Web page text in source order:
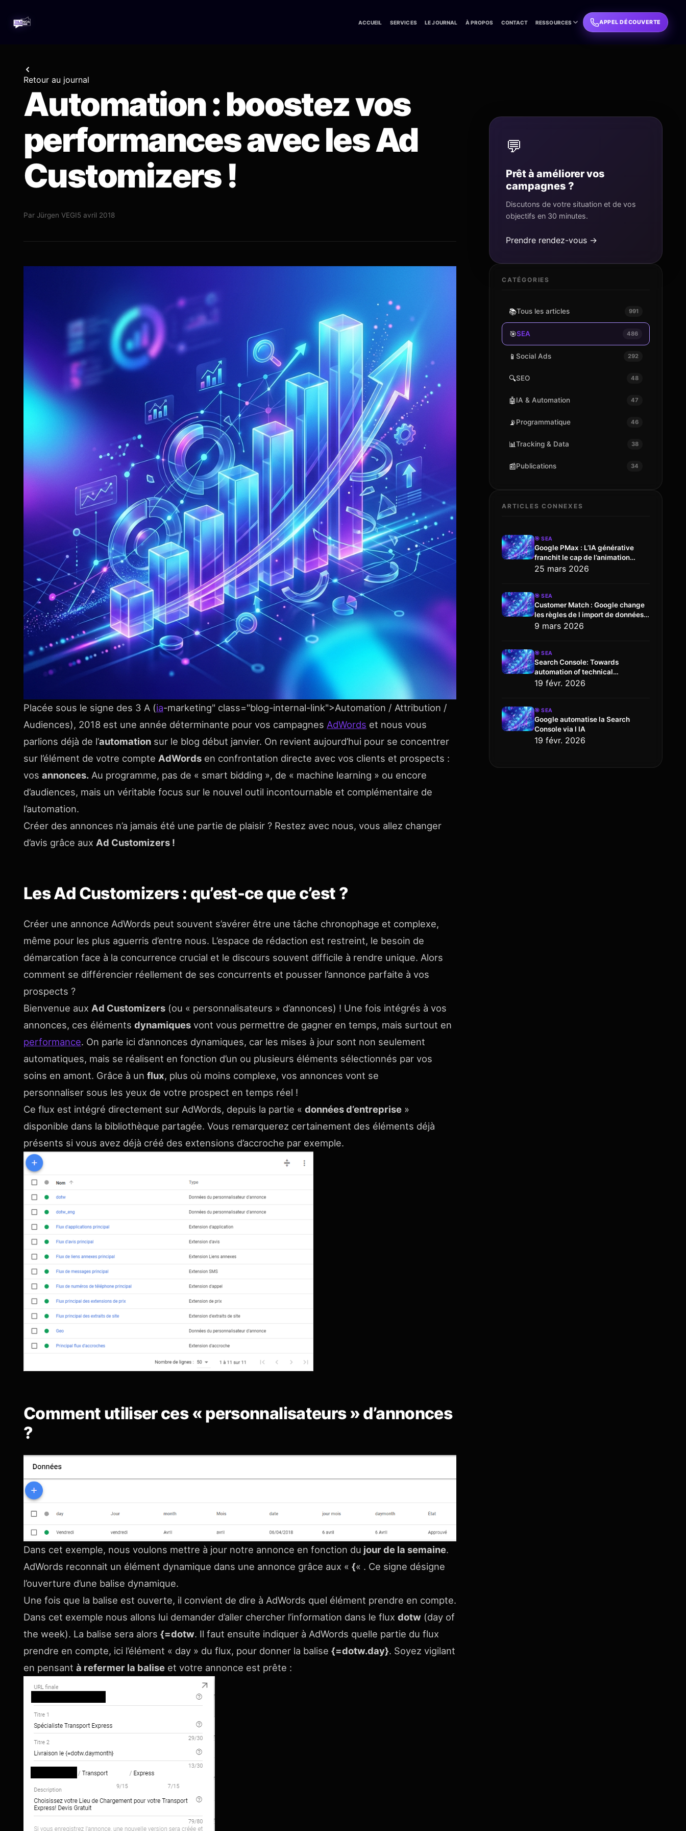
ACCUEIL SERVICES LE JOURNAL À PROPOS CONTACT RESSOURCES APPEL DÉCOUVERTE
Retour au journal
Automation : boostez vos
performances avec les Ad
Customizers !
Par Jürgen VEGI5 avril 2018
Placée sous le signe des 3 A (ia-marketing" class="blog-internal-link">Automation / Attribution /
Audiences), 2018 est une année déterminante pour vos campagnes AdWords et nous vous
parlions déjà de l’automation sur le blog début janvier. On revient aujourd’hui pour se concentrer
sur l’élément de votre compte AdWords en confrontation directe avec vos clients et prospects :
vos annonces. Au programme, pas de « smart bidding », de « machine learning » ou encore
d’audiences, mais un véritable focus sur le nouvel outil incontournable et complémentaire de
l’automation.
Créer des annonces n’a jamais été une partie de plaisir ? Restez avec nous, vous allez changer
d’avis grâce aux Ad Customizers !
Les Ad Customizers : qu’est-ce que c’est ?
Créer une annonce AdWords peut souvent s’avérer être une tâche chronophage et complexe,
même pour les plus aguerris d’entre nous. L’espace de rédaction est restreint, le besoin de
démarcation face à la concurrence crucial et le discours souvent difficile à rendre unique. Alors
comment se différencier réellement de ses concurrents et pousser l’annonce parfaite à vos
prospects ?
Bienvenue aux Ad Customizers (ou « personnalisateurs » d’annonces) ! Une fois intégrés à vos
annonces, ces éléments dynamiques vont vous permettre de gagner en temps, mais surtout en
performance. On parle ici d’annonces dynamiques, car les mises à jour sont non seulement
automatiques, mais se réalisent en fonction d’un ou plusieurs éléments sélectionnés par vos
soins en amont. Grâce à un flux, plus où moins complexe, vos annonces vont se
personnaliser sous les yeux de votre prospect en temps réel !
Ce flux est intégré directement sur AdWords, depuis la partie « données d’entreprise »
disponible dans la bibliothèque partagée. Vous remarquerez certainement des éléments déjà
présents si vous avez déjà créé des extensions d’accroche par exemple.
Comment utiliser ces « personnalisateurs » d’annonces
?
Dans cet exemple, nous voulons mettre à jour notre annonce en fonction du jour de la semaine.
AdWords reconnait un élément dynamique dans une annonce grâce aux « {« . Ce signe désigne
l’ouverture d’une balise dynamique.
Une fois que la balise est ouverte, il convient de dire à AdWords quel élément prendre en compte.
Dans cet exemple nous allons lui demander d’aller chercher l’information dans le flux dotw (day of
the week). La balise sera alors {=dotw. Il faut ensuite indiquer à AdWords quelle partie du flux
prendre en compte, ici l’élément « day » du flux, pour donner la balise {=dotw.day}. Soyez vigilant
en pensant à refermer la balise et votre annonce est prête :
💬
Prêt à améliorer vos
campagnes ?
Discutons de votre situation et de vos
objectifs en 30 minutes.
Prendre rendez-vous →
CATÉGORIES
📚Tous les articles 991
🎯SEA 486
📱 Social Ads 292
🔍SEO 48
🤖IA & Automation 47
📡Programmatique 46
📊Tracking & Data 38
📰Publications 34
ARTICLES CONNEXES
🎯 SEA
Google PMax : L’IA générative
franchit le cap de l’animation
vidéo
25 mars 2026
🎯 SEA
Customer Match : Google change
les règles de l import de données
via l API
9 mars 2026
🎯 SEA
Search Console: Towards
automation of technical
configuration
19 févr. 2026
🎯 SEA
Google automatise la Search
Console via l IA
19 févr. 2026